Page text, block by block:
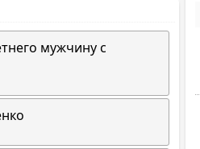
мужчину с